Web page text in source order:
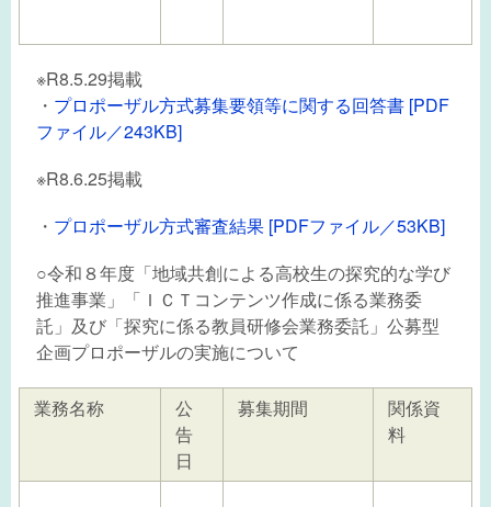
※R8.5.29掲載
・ プロポーザル方式募集要領等に関する回答書 [PDF
ファイル／243KB]
※R8.6.25掲載
・ プロポーザル方式審査結果 [PDFファイル／53KB]
○令和８年度「地域共創による高校生の探究的な学び
推進事業」「ＩＣＴコンテンツ作成に係る業務委
託」及び「探究に係る教員研修会業務委託」公募型
企画プロポーザルの実施について
業務名称
公
告
日
募集期間
関係資
料